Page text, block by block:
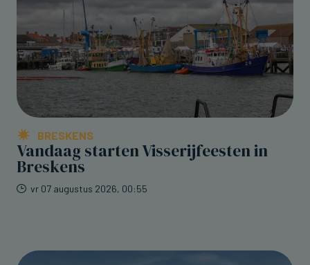
BRESKENS
Vandaag starten Visserijfeesten in
Breskens
vr 07 augustus 2026, 00:55